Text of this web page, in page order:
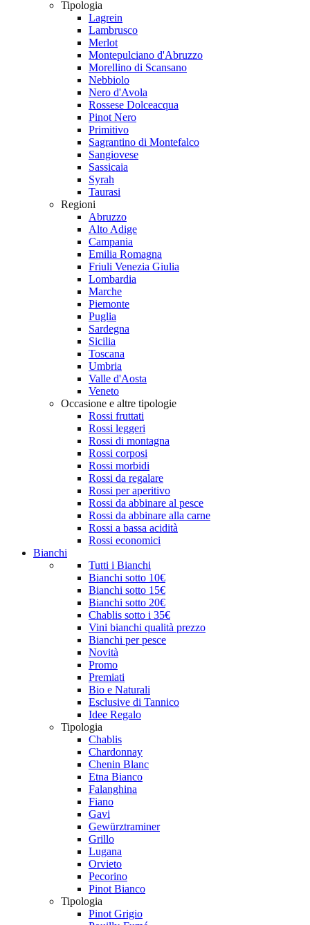
Tipologia
Lagrein
Lambrusco
Merlot
Montepulciano d'Abruzzo
Morellino di Scansano
Nebbiolo
Nero d'Avola
Rossese Dolceacqua
Pinot Nero
Primitivo
Sagrantino di Montefalco
Sangiovese
Sassicaia
Syrah
Taurasi
Regioni
Abruzzo
Alto Adige
Campania
Emilia Romagna
Friuli Venezia Giulia
Lombardia
Marche
Piemonte
Puglia
Sardegna
Sicilia
Toscana
Umbria
Valle d'Aosta
Veneto
Occasione e altre tipologie
Rossi fruttati
Rossi leggeri
Rossi di montagna
Rossi corposi
Rossi morbidi
Rossi da regalare
Rossi per aperitivo
Rossi da abbinare al pesce
Rossi da abbinare alla carne
Rossi a bassa acidità
Rossi economici
Bianchi
Tutti i Bianchi
Bianchi sotto 10€
Bianchi sotto 15€
Bianchi sotto 20€
Chablis sotto i 35€
Vini bianchi qualità prezzo
Bianchi per pesce
Novità
Promo
Premiati
Bio e Naturali
Esclusive di Tannico
Idee Regalo
Tipologia
Chablis
Chardonnay
Chenin Blanc
Etna Bianco
Falanghina
Fiano
Gavi
Gewürztraminer
Grillo
Lugana
Orvieto
Pecorino
Pinot Bianco
Tipologia
Pinot Grigio